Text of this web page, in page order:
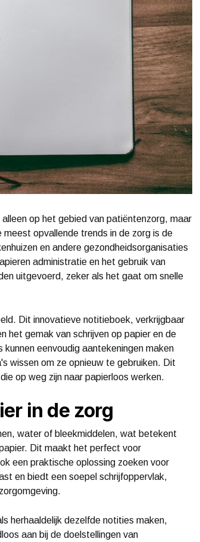
op het gebied van patiëntenzorg, maar
opvallende trends in de zorg is de
en andere gezondheidsorganisaties
administratie en het gebruik van
uitgevoerd, zeker als het gaat om snelle
Dit innovatieve notitieboek, verkrijgbaar
het gemak van schrijven op papier en de
eenvoudig aantekeningen maken
wissen om ze opnieuw te gebruiken. Dit
op weg zijn naar papierloos werken.
in de zorg
water of bleekmiddelen, wat betekent
Dit maakt het perfect voor
een praktische oplossing zoeken voor
en biedt een soepel schrijfoppervlak,
herhaaldelijk dezelfde notities maken,
aan bij de doelstellingen van